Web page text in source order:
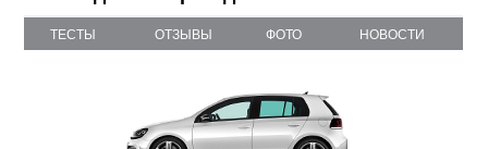
ТЕСТЫ ОТЗЫВЫ ФОТО НОВОСТИ